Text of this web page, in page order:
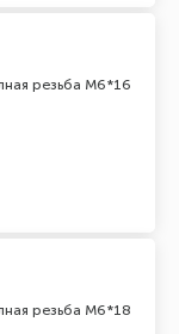
резьба М6*16
резьба М6*18